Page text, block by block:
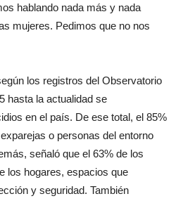
hablando nada más y nada
mujeres. Pedimos que no nos
los registros del Observatorio
hasta la actualidad se
en el país. De ese total, el 85%
o personas del entorno
señaló que el 63% de los
los hogares, espacios que
y seguridad. También